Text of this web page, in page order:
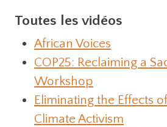
Toutes les vidéos
African Voices
COP25: Reclaiming a
Workshop
Eliminating the Effects
Climate Activism